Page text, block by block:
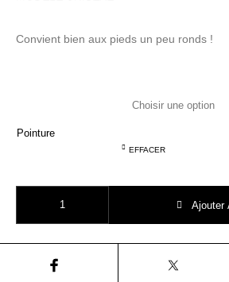
Convient bien aux pieds un peu ronds !
Pointure
EFFACER
Ajouter